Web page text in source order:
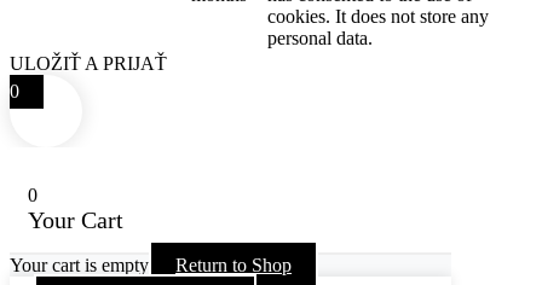
cookies. It does not store any
personal data.
ULOŽIŤ A PRIJAŤ
0
0
Your Cart
Your cart is empty Return to Shop